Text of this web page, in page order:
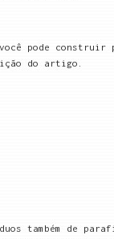
pode construir
do artigo.
também de